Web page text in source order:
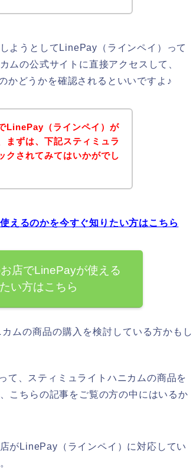
ようとしてLinePay（ラインペイ）って
ムの公式サイトに直接アクセスして、
かどうかを確認されるといいですよ♪
LinePay（ラインペイ）が
まずは、下記スティミュラ
クされてみてはいかがでし
えるのかを今すぐ知りたい方はこちら
店でLinePayが使える
い方はこちら
ムの商品の購入を検討している方かもし
て、スティミュライトハニカムの商品を
こちらの記事をご覧の方の中にはいるか
がLinePay（ラインペイ）に対応してい